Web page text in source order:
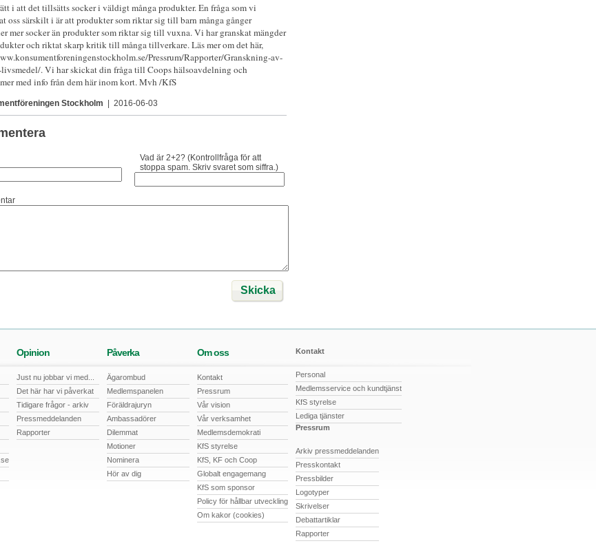
i att det tillsätts socker i väldigt många produkter. En fråga som vi
oss särskilt i är att produkter som riktar sig till barn många gånger
mer socker än produkter som riktar sig till vuxna. Vi har granskat mängder
och riktat skarp kritik till många tillverkare. Läs mer om det här,
Pressrum/Rapporter/Granskning-av-
livsmedel/. Vi har skickat din fråga till Coops hälsoavdelning och
med info från dem här inom kort. Mvh /KfS
Stockholm | 2016-06-03
Vad är 2+2? (Kontrollfråga för att
stoppa spam. Skriv svaret som siffra.)
Skicka
Opinion
Just nu jobbar vi med...
Det här har vi påverkat
Tidigare frågor - arkiv
Pressmeddelanden
Rapporter
Påverka
Ägarombud
Medlemspanelen
Föräldrajuryn
Ambassadörer
Dilemmat
Motioner
Nominera
Hör av dig
Om oss
Kontakt
Pressrum
Vår vision
Vår verksamhet
Medlemsdemokrati
KfS styrelse
KfS, KF och Coop
Globalt engagemang
KfS som sponsor
Policy för hållbar utveckling
Om kakor (cookies)
Kontakt
Personal
Medlemsservice och kundtjänst
KfS styrelse
Lediga tjänster
Pressrum
Arkiv pressmeddelanden
Presskontakt
Pressbilder
Logotyper
Skrivelser
Debattartiklar
Rapporter